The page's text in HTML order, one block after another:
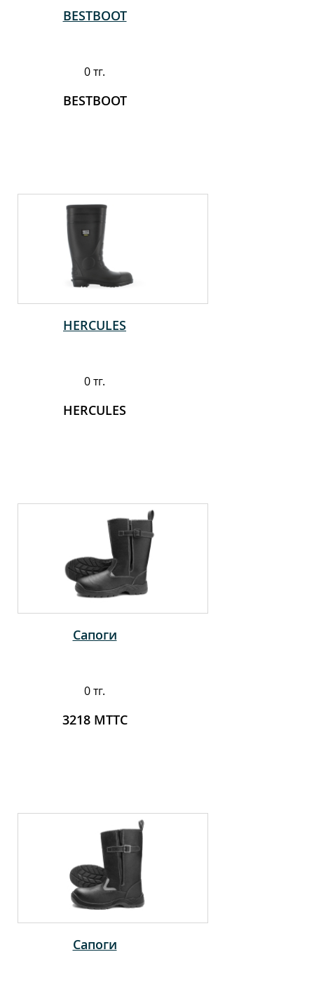
BESTBOOT
0 тг.
BESTBOOT
HERCULES
0 тг.
HERCULES
Сапоги
0 тг.
3218 МТТС
Сапоги